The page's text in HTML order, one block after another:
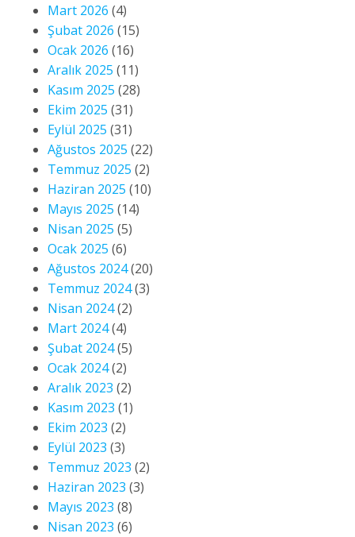
Mart 2026 (4)
Şubat 2026 (15)
Ocak 2026 (16)
Aralık 2025 (11)
Kasım 2025 (28)
Ekim 2025 (31)
Eylül 2025 (31)
Ağustos 2025 (22)
Temmuz 2025 (2)
Haziran 2025 (10)
Mayıs 2025 (14)
Nisan 2025 (5)
Ocak 2025 (6)
Ağustos 2024(20)
Temmuz 2024(3)
Nisan 2024(2)
Mart 2024(4)
Şubat 2024(5)
Ocak 2024(2)
Aralık 2023 (2)
Kasım 2023 (1)
Ekim 2023 (2)
Eylül 2023 (3)
Temmuz 2023 (2)
Haziran 2023 (3)
Mayıs 2023 (8)
Nisan 2023 (6)